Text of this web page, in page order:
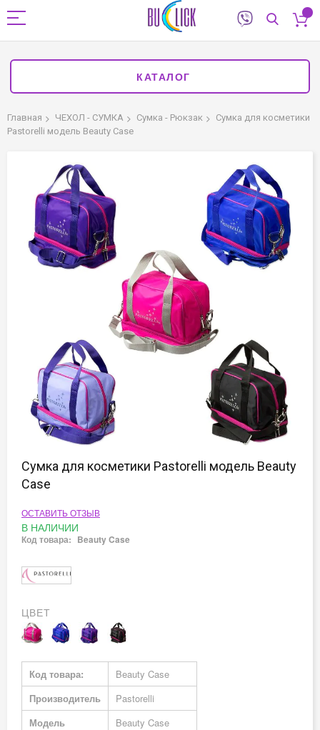
КАТАЛОГ
Главная ЧЕХОЛ - СУМКА Сумка - Рюкзак
Сумка для косметики
Pastorelli модель Beauty Case
Пропустить
перейти
галереям
изображений
началу
галереи
Сумка для косметики Pastorelli модель Beauty
Case
ОСТАВИТЬ ОТЗЫВ
В НАЛИЧИИ
Код товара: Beauty Case
ЦВЕТ
Подробная
информация
Код товара:
Beauty Case
Производитель
Pastorelli
Модель
Beauty Case